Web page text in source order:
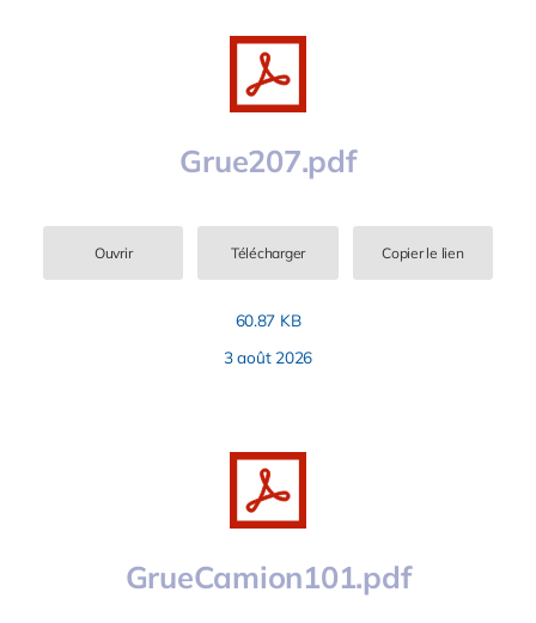
Grue207.pdf
Ouvrir Télécharger Copier le lien
60.87 KB
3 août 2026
GrueCamion101.pdf